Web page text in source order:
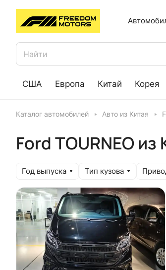
США Европа Китай Корея
Каталог автомобилей Авто из Китая
Ford TOURNEO
Год выпуска Тип кузова